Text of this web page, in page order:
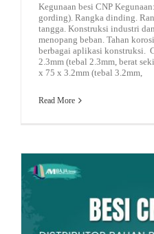
Kegunaan besi CNP
gording). Rangka dinding.
tangga. Konstruksi industri
menopang beban. Tahan
berbagai aplikasi konstruksi.
2.3mm (tebal 2.3mm, berat
x 75 x 3.2mm (tebal 3.2mm,
Read More